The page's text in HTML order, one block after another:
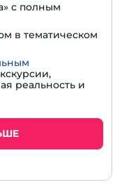
с полным
в тематическом
реальность и